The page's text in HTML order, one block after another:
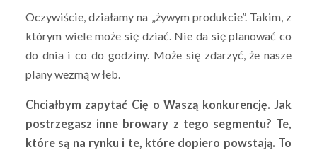
Oczywiście, działamy na „żywym produkcie”. Takim, z
którym wiele może się dziać. Nie da się planować co
do dnia i co do godziny. Może się zdarzyć, że nasze
plany wezmą w łeb.
Chciałbym zapytać Cię o Waszą konkurencję. Jak
postrzegasz inne browary z tego segmentu? Te,
które są na rynku i te, które dopiero powstają. To